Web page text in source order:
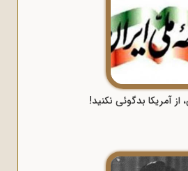
از آمریکا بدگوئی نکنید!